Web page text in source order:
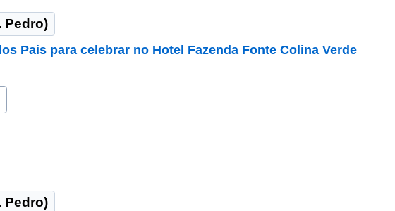
Pedro)
Pais para celebrar no Hotel Fazenda Fonte Colina Verde
Pedro)